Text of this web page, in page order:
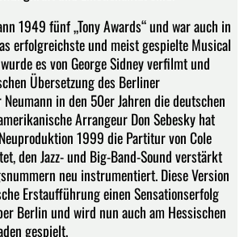
1949 fünf „Tony Awards“ und war auch in
erfolgreichste und meist gespielte Musical
es von George Sidney verfilmt und
Übersetzung des Berliner
in den 50er Jahren die deutschen
Arrangeur Don Sebesky hat
1999 die Partitur von Cole
den Jazz- und Big-Band-Sound verstärkt
neu instrumentiert. Diese Version
Erstaufführung einen Sensationserfolg
Berlin und wird nun auch am Hessischen
gespielt.